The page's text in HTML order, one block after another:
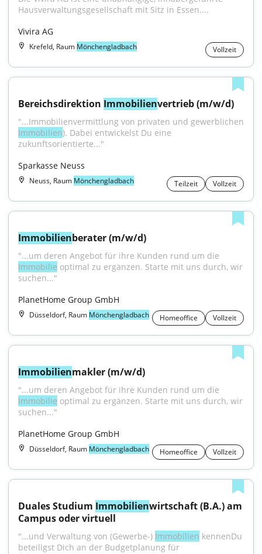
Hausverwaltungsgesellschaft mit Sitz in Essen....
Vivira AG
Krefeld, Raum Mönchengladbach Vollzeit
Bereichsdirektion Immobilienvertrieb (m/w/d)
Immobilien). Dabei entwickelst Du eine
zukunftsorientierte..."
Sparkasse Neuss
Neuss, Raum Mönchengladbach Teilzeit Vollzeit
Immobilienberater (m/w/d)
Immobilie optimal zu ergänzen. Starte mit uns durch, wir
suchen..."
PlanetHome Group GmbH
Düsseldorf, Raum Mönchengladbach Homeoffice Vollzeit
Immobilienmakler (m/w/d)
Immobilie optimal zu ergänzen. Starte mit uns durch, wir
suchen..."
PlanetHome Group GmbH
Düsseldorf, Raum Mönchengladbach Homeoffice Vollzeit
Duales Studium Immobilienwirtschaft (B.A.) am
Campus oder virtuell
"...und Verwaltung von (Gewerbe-) Immobilien kennenDu
beteiligst Dich an der Budgetplanung für